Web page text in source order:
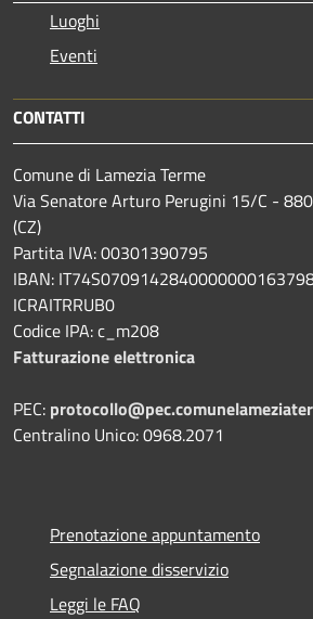
Luoghi
Eventi
CONTATTI
Comune di Lamezia Terme
Via Senatore Arturo Perugini 15/C -
(CZ)
Partita IVA: 00301390795
IBAN:
ICRAITRRUB0
Codice IPA: c_m208
Fatturazione elettronica
PEC:
Centralino Unico: 0968.2071
Prenotazione appuntamento
Segnalazione disservizio
Leggi le FAQ